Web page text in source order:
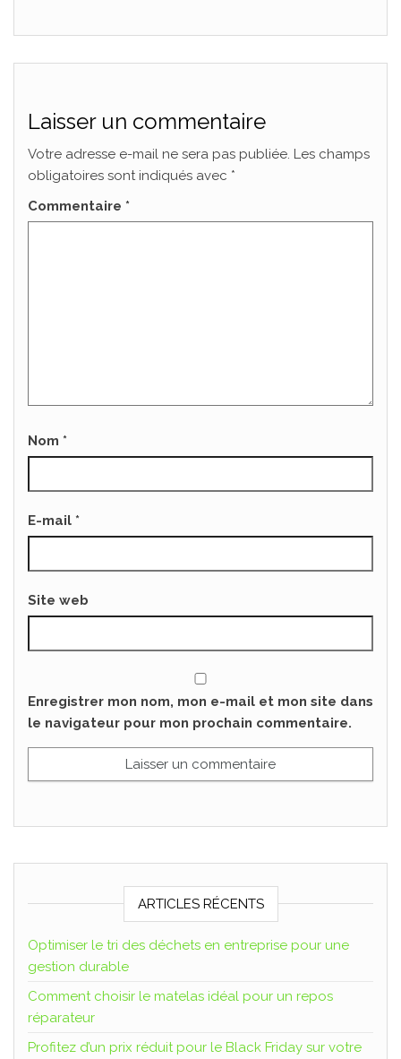
Laisser un commentaire
Votre adresse e-mail ne sera pas publiée. Les champs
obligatoires sont indiqués avec *
Commentaire *
Nom *
E-mail *
Site web
Enregistrer mon nom, mon e-mail et mon site dans
le navigateur pour mon prochain commentaire.
ARTICLES RÉCENTS
Optimiser le tri des déchets en entreprise pour une
gestion durable
Comment choisir le matelas idéal pour un repos
réparateur
Profitez d’un prix réduit pour le Black Friday sur votre